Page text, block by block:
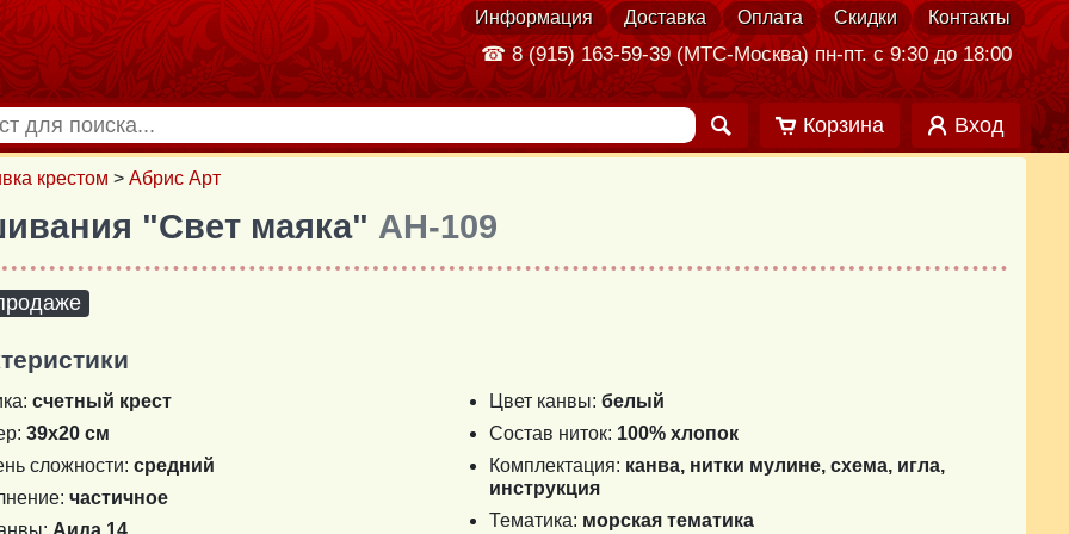
Информация Доставка Оплата Скидки Контакты
☎ 8 (915) 163-59-39 (МТС-Москва) пн-пт. с 9:30 до 18:00
Корзина Вход
крестом > Абрис Арт
"Свет маяка" AH-109
счетный крест
39х20 см
сложности: средний
частичное
Аида 14
Цвет канвы: белый
Состав ниток: 100% хлопок
Комплектация: канва, нитки мулине, схема, игла,
инструкция
Тематика: морская тематика